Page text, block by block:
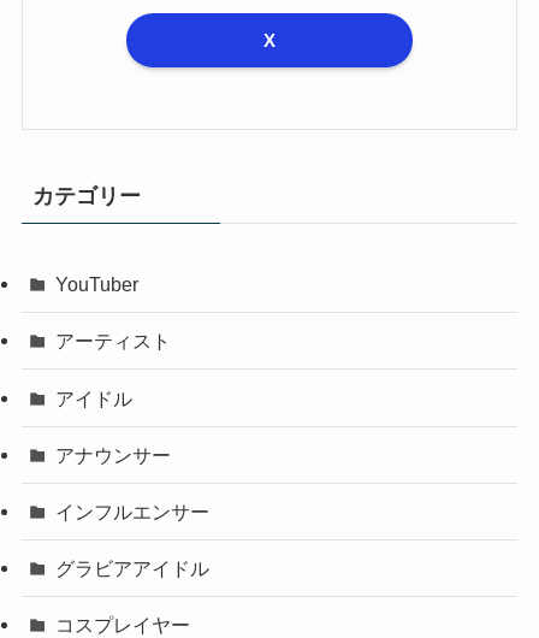
X
カテゴリー
YouTuber
アーティスト
アイドル
アナウンサー
インフルエンサー
グラビアアイドル
コスプレイヤー